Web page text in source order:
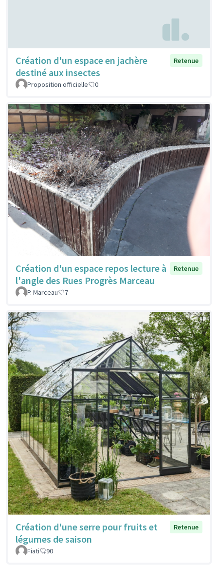
Création d'un espace en jachère
destiné aux insectes
Retenue
Proposition officielle 0
Création d'un espace repos lecture à
l'angle des Rues Progrès Marceau
Retenue
P. Marceau 7
Création d'une serre pour fruits et
légumes de saison
Retenue
Fiati 90